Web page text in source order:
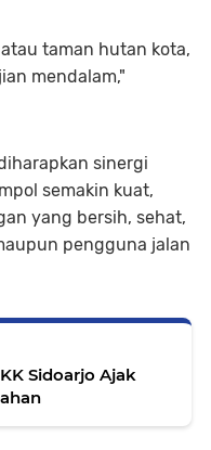
taman hutan kota,
mendalam,"
sinergi
semakin kuat,
yang bersih, sehat,
pengguna jalan
Sidoarjo Ajak